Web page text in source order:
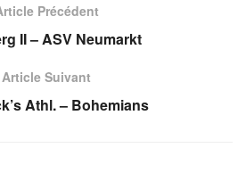
Précédent
II – ASV Neumarkt
Article Suivant
Athl. – Bohemians